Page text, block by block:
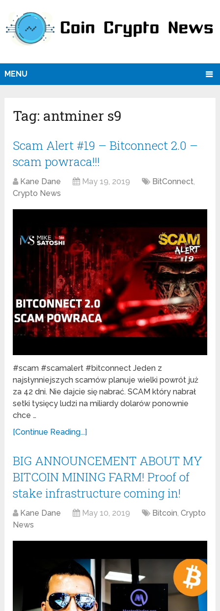
MENU
Tag: antminer s9
Scam Alert #19 – Bitconnect 2.0 –
scam powraca!!!
Kane Dane May 19, 2019 BitConnect,
Crypto News
#scam #scamalert #bitconnect Jeden z
najsłynniejszych scamów planuje wielki powrót już
za 42 dni. Nie dajcie się nabrać. SCAM który nabrał
setki tysięcy ludzi na miliardy dolarów ponownie
chce …
[Continue Reading...]
BIG ANNOUNCEMENT ABOUT MY
BITCOIN MINING FARM! Proof of
stake infrastructure coming in!
Kane Dane May 10, 2019 Bitcoin,Crypto
News